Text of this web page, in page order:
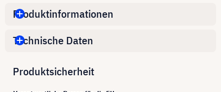
Produktinformationen
Technische Daten
Produktsicherheit